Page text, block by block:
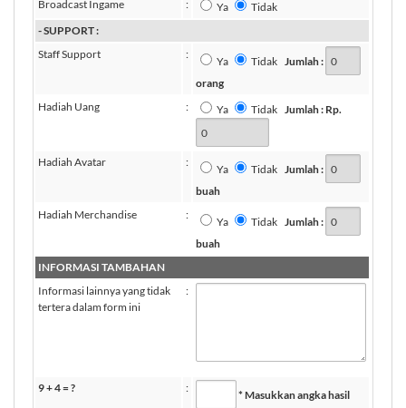
Broadcast Ingame : Ya
Tidak
- SUPPORT :
Staff Support
: Ya Tidak Jumlah :
orang
Hadiah Uang
: Ya Tidak Jumlah : Rp.
Hadiah Avatar : Ya Tidak Jumlah :
buah
Hadiah Merchandise
: Ya Tidak Jumlah :
buah
INFORMASI TAMBAHAN
Informasi lainnya yang tidak
tertera dalam form ini
:
9 + 4 = ? :
* Masukkan angka hasil